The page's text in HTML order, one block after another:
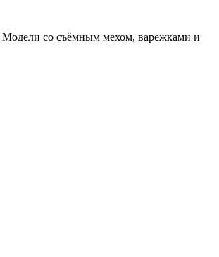
Модели со съёмным мехом, варежками и